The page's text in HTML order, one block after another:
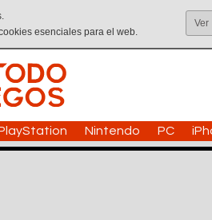
esenciales para el web.
Ver
Nintendo PC